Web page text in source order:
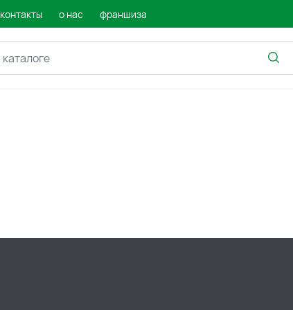
контакты о нас франшиза